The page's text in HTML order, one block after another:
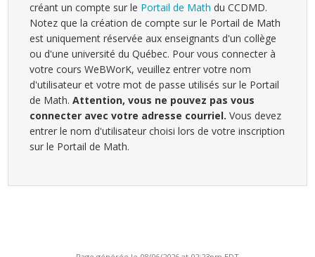
créant un compte sur le Portail de Math du CCDMD.
Notez que la création de compte sur le Portail de Math
est uniquement réservée aux enseignants d'un collège
ou d'une université du Québec. Pour vous connecter à
votre cours WeBWorK, veuillez entrer votre nom
d'utilisateur et votre mot de passe utilisés sur le Portail
de Math.Attention, vous ne pouvez pas vous
connecter avec votre adresse courriel. Vous devez
entrer le nom d'utilisateur choisi lors de votre inscription
sur le Portail de Math.